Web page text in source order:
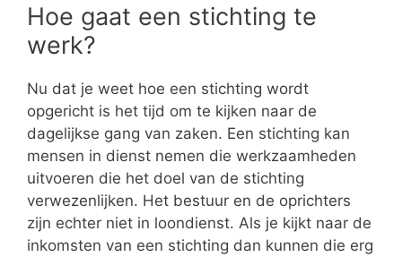
Hoe gaat een stichting te
werk?
Nu dat je weet hoe een stichting wordt
opgericht is het tijd om te kijken naar de
dagelijkse gang van zaken. Een stichting kan
mensen in dienst nemen die werkzaamheden
uitvoeren die het doel van de stichting
verwezenlijken. Het bestuur en de oprichters
zijn echter niet in loondienst. Als je kijkt naar de
inkomsten van een stichting dan kunnen die erg